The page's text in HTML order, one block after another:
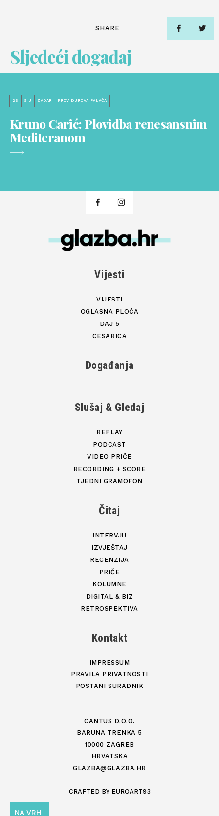
SHARE
Sljedeći događaj
26 SIJ ZADAR PROVIDUROVA PALAČA
Kruno Carić: Plovidba renesansnim
Mediteranom
Vijesti
VIJESTI
OGLASNA PLOČA
DAJ 5
CESARICA
Događanja
Slušaj & Gledaj
REPLAY
PODCAST
VIDEO PRIČE
RECORDING + SCORE
TJEDNI GRAMOFON
Čitaj
INTERVJU
IZVJEŠTAJ
RECENZIJA
PRIČE
KOLUMNE
DIGITAL & BIZ
RETROSPEKTIVA
Kontakt
IMPRESSUM
PRAVILA PRIVATNOSTI
POSTANI SURADNIK
CANTUS D.O.O.
BARUNA TRENKA 5
10000 ZAGREB
HRVATSKA
GLAZBA@GLAZBA.HR
CRAFTED BY EUROART93
NA VRH